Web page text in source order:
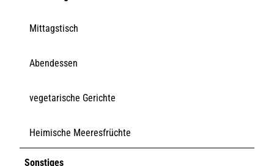
Mittagstisch
Abendessen
vegetarische Gerichte
Heimische Meeresfrüchte
Sonstiges